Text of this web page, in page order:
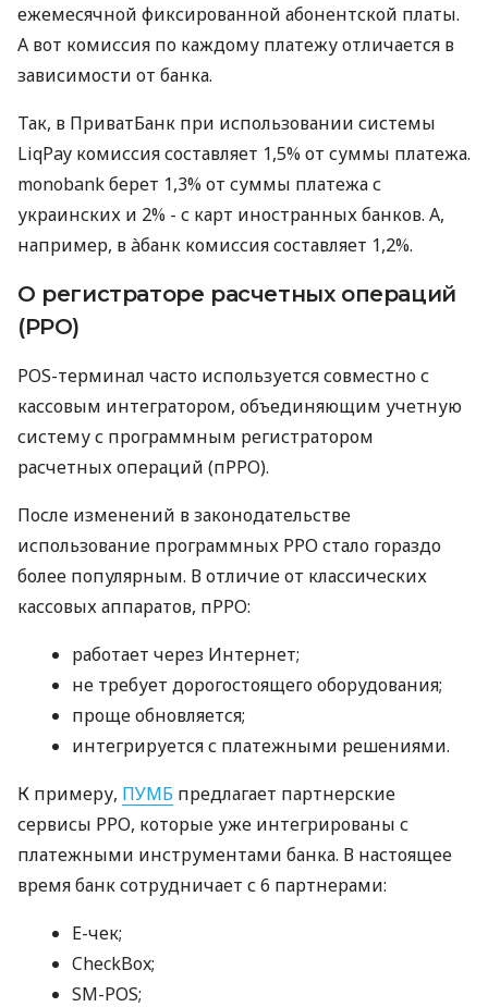
ежемесячной фиксированной абонентской платы.
А вот комиссия по каждому платежу отличается в
зависимости от банка.
Так, в ПриватБанк при использовании системы
LiqPay комиссия составляет 1,5% от суммы платежа.
monobank берет 1,3% от суммы платежа с
украинских и 2% - с карт иностранных банков. А,
например, в àбанк комиссия составляет 1,2%.
О регистраторе расчетных операций
(РРО)
POS-терминал часто используется совместно с
кассовым интегратором, объединяющим учетную
систему с программным регистратором
расчетных операций (пРРО).
После изменений в законодательстве
использование программных РРО стало гораздо
более популярным. В отличие от классических
кассовых аппаратов, пРРО:
работает через Интернет;
не требует дорогостоящего оборудования;
проще обновляется;
интегрируется с платежными решениями.
К примеру, ПУМБ предлагает партнерские
сервисы РРО, которые уже интегрированы с
платежными инструментами банка. В настоящее
время банк сотрудничает с 6 партнерами:
E-чек;
CheckBox;
SM-POS;